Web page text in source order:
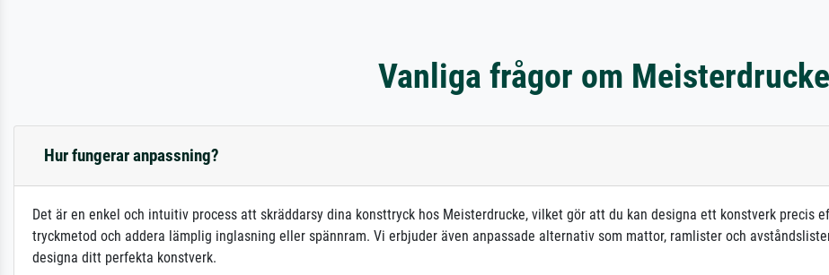
Vanliga frågor om Meisterdrucke
Hur fungerar anpassning?
Det är en enkel och intuitiv process att skräddarsy dina konsttryck hos Meisterdrucke, vilket gör att du kan designa ett konstverk precis
tryckmetod och addera lämplig inglasning eller spännram. Vi erbjuder även anpassade alternativ som mattor, ramlister och
designa ditt perfekta konstverk.